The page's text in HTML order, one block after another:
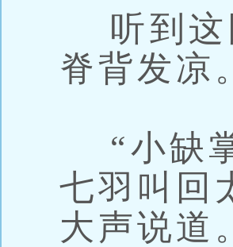
听到这
脊背发凉
“小缺
七羽叫回
大声说道